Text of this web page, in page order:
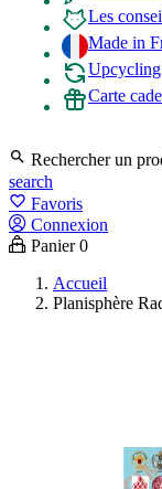
Les
Made in
Upcycling
Carte
 Rechercher un
search
favorite_border Favoris
Connexion
Panier 0
Accueil
Planisphère